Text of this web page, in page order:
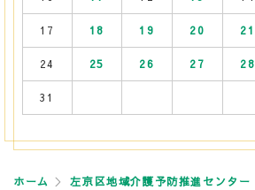
17 18 19 20 21
24 25 26 27 28
31
ホーム 左京区地域介護予防推進センター